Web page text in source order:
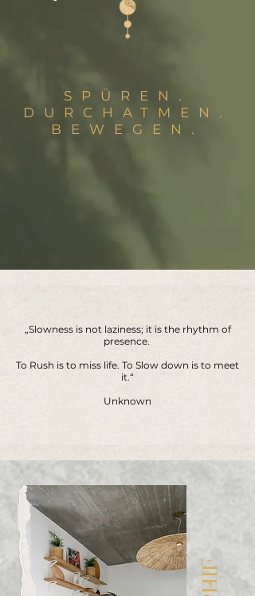
SPÜREN.
DURCHATMEN.
BEWEGEN.
„Slowness is not laziness; it is the rhythm of
presence.
To Rush is to miss life. To Slow down is to meet
it.“
Unknown